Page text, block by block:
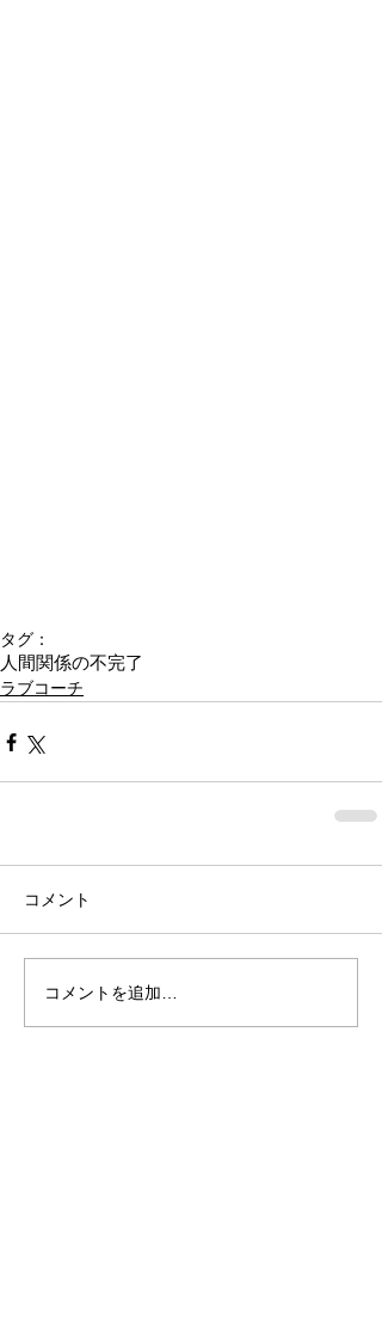
タグ：
人間関係の不完了
ラブコーチ
コメント
コメントを追加…